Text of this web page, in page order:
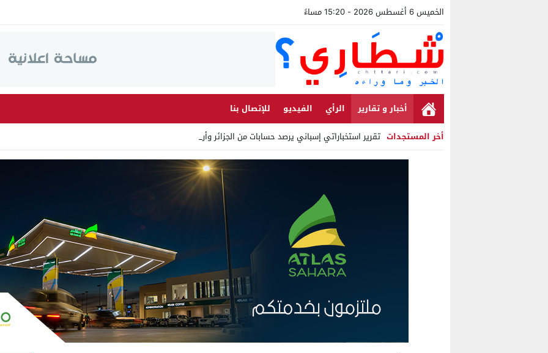
الخميس 6 أغسطس 2026 - 15:20 مساءً
أخبار و تقارير الرأي الفيديو
للإتصال بنا
أخر المستجدات تقرير استخباراتي إسباني يرصد حسابات من الجزائر وأرقاما بـ”_
Stop